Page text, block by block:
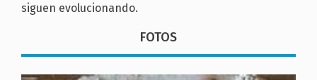
siguen evolucionando.
FOTOS